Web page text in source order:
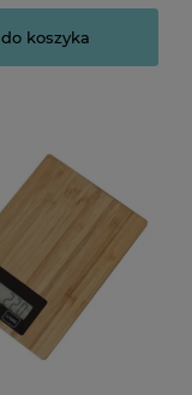
do koszyka